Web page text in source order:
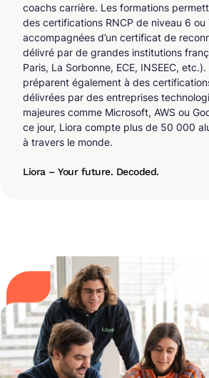
coachs carrière. Les formations
des certifications RNCP de niveau 6 ou
accompagnées d’un certificat de
délivré par de grandes institutions
Paris, La Sorbonne, ECE, INSEEC, etc.).
préparent également à des
délivrées par des entreprises
majeures comme Microsoft, AWS ou
ce jour, Liora compte plus de 50 000
à travers le monde.
Liora – Your future. Decoded.